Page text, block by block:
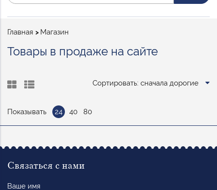
Строка
Главная Магазин
Товары в продаже на сайте
Сортировать: сначала дорогие
Показывать 24 40 80
Связаться с нами
имя